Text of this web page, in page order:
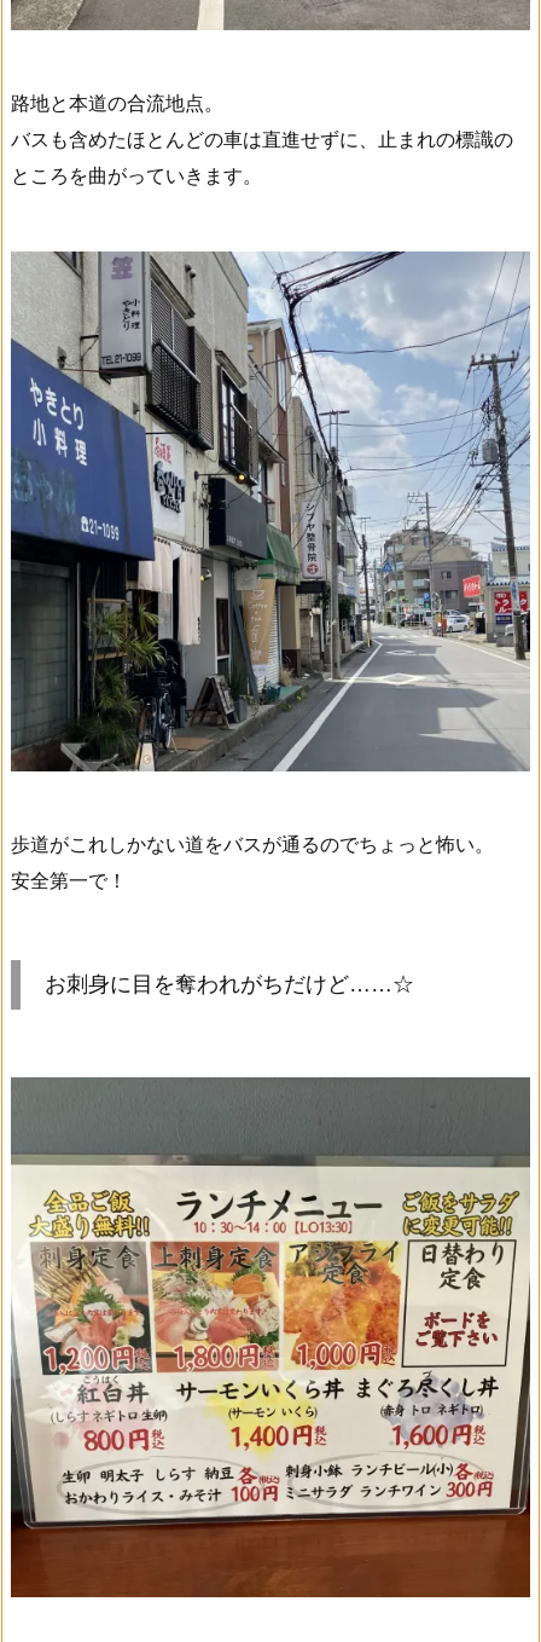
路地と本道の合流地点。
バスも含めたほとんどの車は直進せずに、止まれの標識の
ところを曲がっていきます。
歩道がこれしかない道をバスが通るのでちょっと怖い。
安全第一で！
お刺身に目を奪われがちだけど……☆